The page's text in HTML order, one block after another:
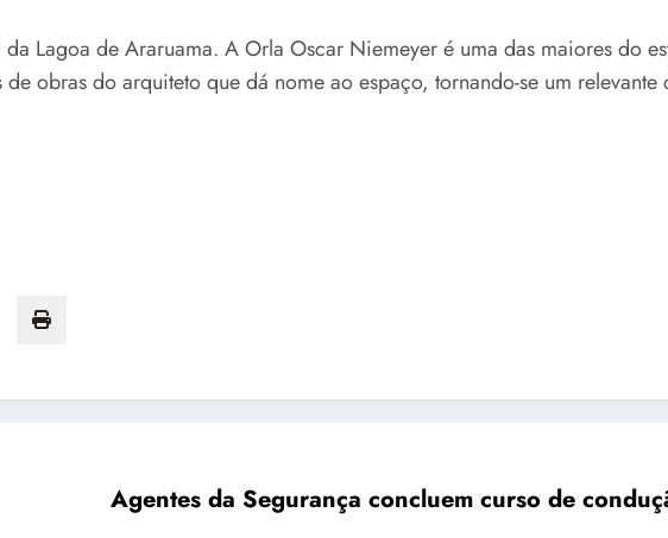
Lagoa de Araruama. A Orla Oscar Niemeyer é uma das maiores do
obras do arquiteto que dá nome ao espaço, tornando-se um
Agentes da Segurança